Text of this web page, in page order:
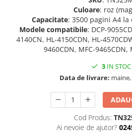
Culoare: roz
Capacitate: 3500 pagini A4 la
Modele compatibile: DCP-
4140CN, HL-4150CDN, HL-
9460CDN, MFC-9465CDN,
3 IN STOC
Data de livrare:
Cod Produs:
Ai nevoie de ajutor?